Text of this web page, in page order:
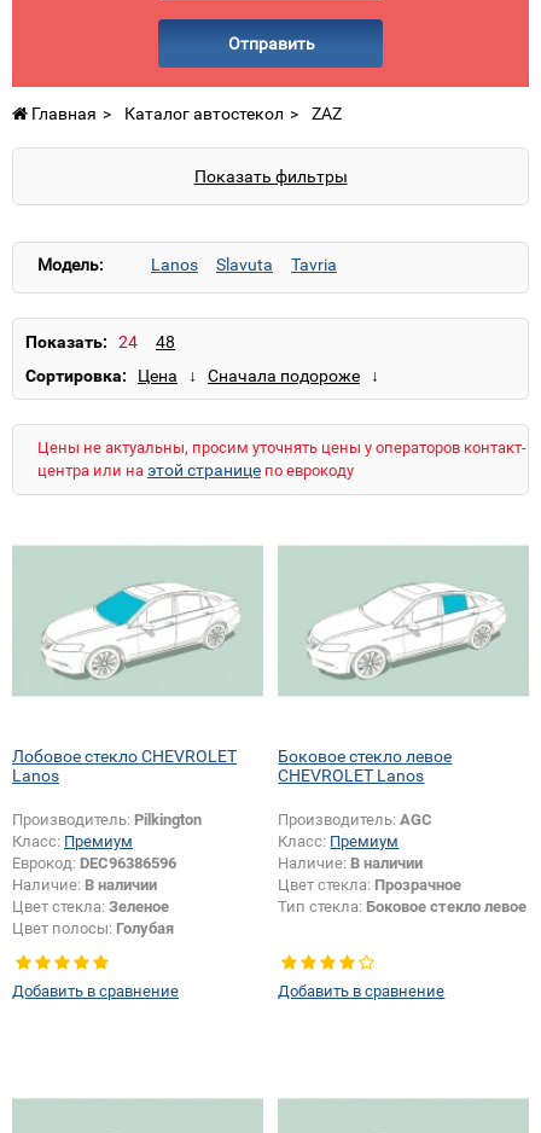
Отправить
Главная Каталог автостекол ZAZ
Показать фильтры
Модель: Lanos Slavuta Tavria
Показать:
Сортировка:
Цены не актуальны, просим уточнять цены у операторов контакт-
центра или на этой странице по еврокоду
Лобовое стекло CHEVROLET
Lanos
Производитель: Pilkington
Класс: Премиум
Еврокод: DEC96386596
Наличие: В наличии
Цвет стекла: Зеленое
Цвет полосы: Голубая
Добавить в сравнение
Боковое стекло левое
CHEVROLET Lanos
Производитель:AGC
Класс: Премиум
Наличие: В наличии
Цвет стекла: Прозрачное
Тип стекла: Боковое стекло левое
Добавить в сравнение